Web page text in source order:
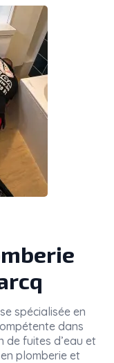
spécialisée en
dans
de fuites d’eau et
plomberie et